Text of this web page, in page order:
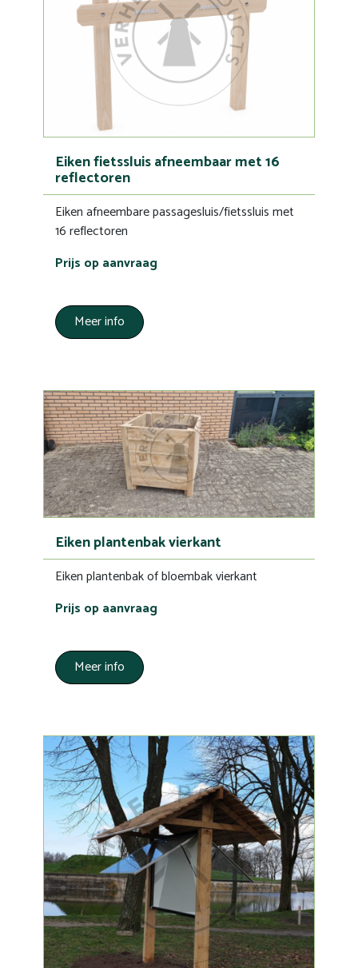
Eiken fietssluis afneembaar met 16
reflectoren
Eiken afneembare passagesluis/fietssluis met
16 reflectoren
Prijs op aanvraag
Meer info
Eiken plantenbak vierkant
Eiken plantenbak of bloembak vierkant
Prijs op aanvraag
Meer info